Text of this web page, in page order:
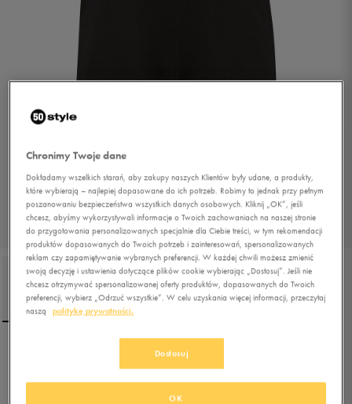
1/4
PUMA SZORTY ESS 10"
Chronimy Twoje dane
Dokładamy wszelkich starań, aby zakupy naszych Klientów były udane, a produkty,
które wybierają – najlepiej dopasowane do ich potrzeb. Robimy to jednak przy pełnym
poszanowaniu bezpieczeństwa wszystkich danych osobowych. Kliknij „OK”, jeśli
chcesz, abyśmy wykorzystywali informacje o Twoich zachowaniach na naszej stronie
do przygotowania personalizowanych specjalnie dla Ciebie treści, w tym rekomendacji
produktów dopasowanych do Twoich potrzeb i zainteresowań, spersonalizowanych
reklam czy zapamiętywanie wybranych preferencji. W każdej chwili możesz zmienić
swoją decyzję i ustawienia dotyczące plików cookie wybierając „Dostosuj”. Jeśli nie
chcesz otrzymywać spersonalizowanej oferty produktów, dopasowanych do Twoich
preferencji, wybierz „Odrzuć wszystkie”. W celu uzyskania więcej informacji, przeczytaj
naszą
politykę prywatności.
Dostosuj
OK